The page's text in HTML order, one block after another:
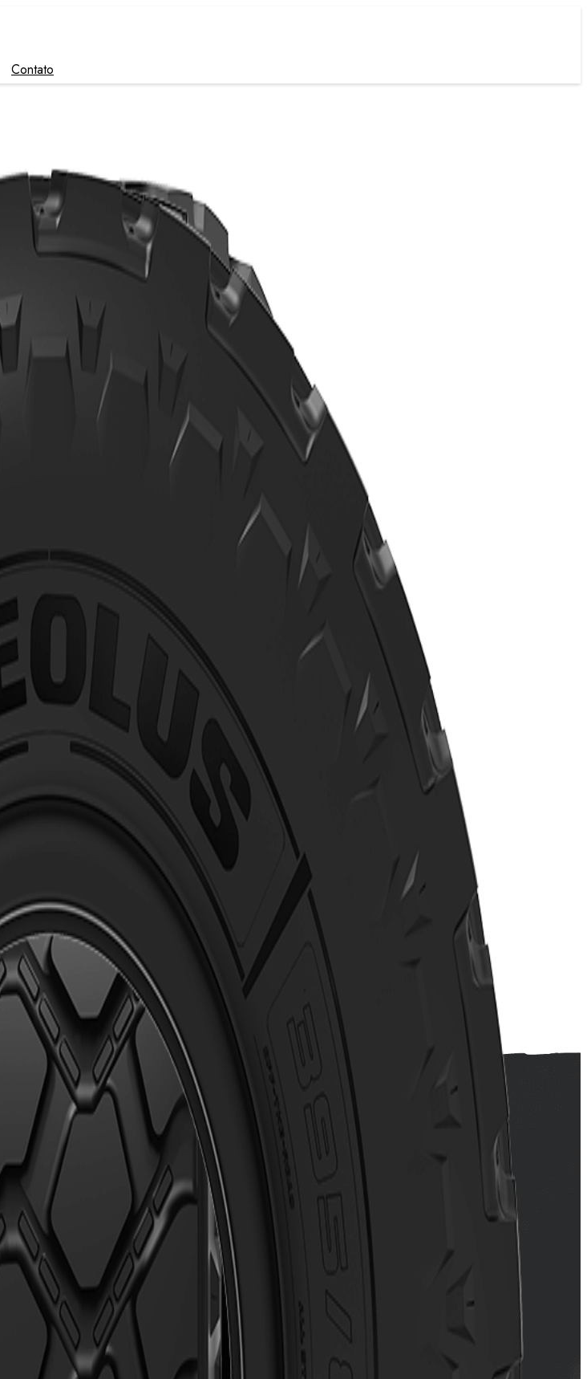
Contato
oferece força de tração e capacidade de circulação.